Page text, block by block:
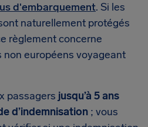
d'embarquement. Si les
naturellement protégés
règlement concerne
européens voyageant
passagers jusqu’à 5 ans
d’indemnisation ; vous